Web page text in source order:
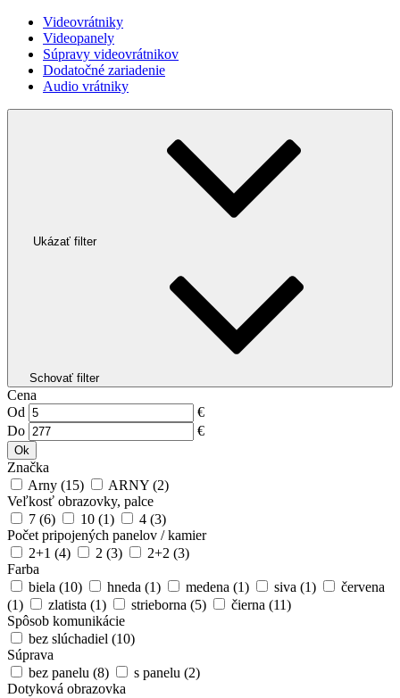
Videovrátniky
Videopanely
Súpravy videovrátnikov
Dodatočné zariadenie
Audio vrátniky
Ukázať filter
Schovať filter
Cena
Od
€
Do
€
Ok
Značka
Arny (15) ARNY (2)
Veľkosť obrazovky, palce
7 (6) 10 (1) 4 (3)
Počet pripojených panelov / kamier
2+1 (4) 2 (3) 2+2 (3)
Farba
biela (10) hneda (1) medena (1) siva (1)
červena
(1)
zlatista (1) strieborna (5) čierna (11)
Spôsob komunikácie
bez slúchadiel (10)
Súprava
bez panelu (8) s panelu (2)
Dotyková obrazovka